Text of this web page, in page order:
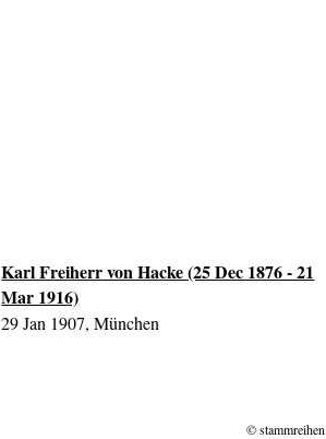
Karl Freiherr von Hacke (25 Dec 1876 - 21
Mar 1916)
29 Jan 1907, München
©